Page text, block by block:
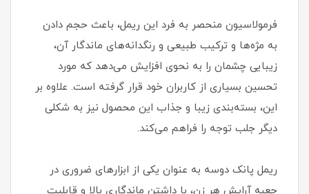
فرمولاسیون منحصر به فرد این ریمل، باعث حجم دادن
به مژه‌ها و ترکیب طبیعی و رنگدانه‌های ماندگار آن،
زیبایی چشمان را به نحوی افزایش می‌دهد که مورد
تحسین بسیاری از کاربران خود قرار گرفته است. علاوه بر
این، بسته‌بندی زیبا و جذاب این محصول نیز به شکلی
دیگر جلب توجه را فراهم می‌کند.
ریمل پانک دوسه به عنوان یکی از ابزارهای ضروری در
جعبه آرایش هر زن، با داشتن ماندگاری بالا و قابلیت